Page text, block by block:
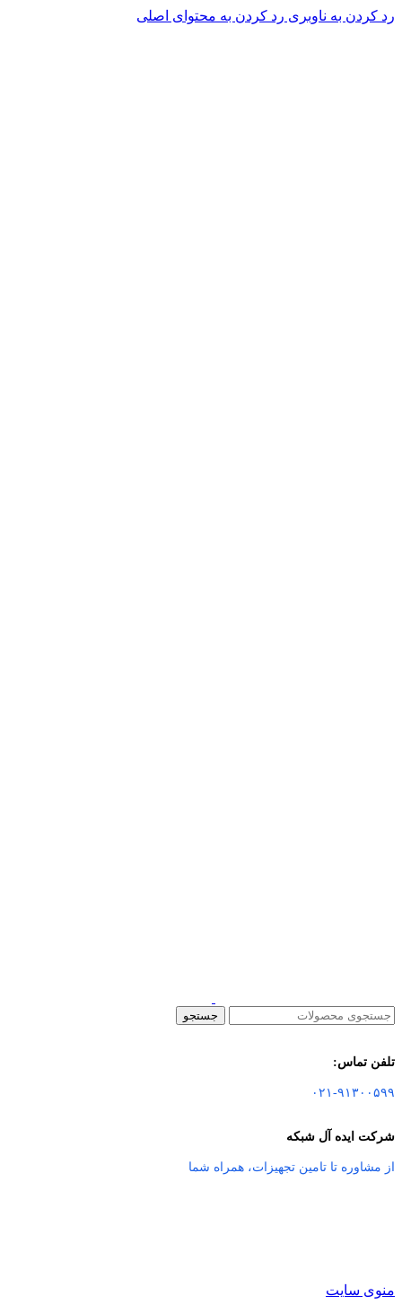
رد کردن به ناوبری رد کردن به محتوای اصلی
جستجو
تلفن تماس:
۰۲۱-۹۱۳۰۰۵۹۹
شرکت ایده آل شبکه
از مشاوره تا تامین تجهیزات، همراه شما
منوی سایت